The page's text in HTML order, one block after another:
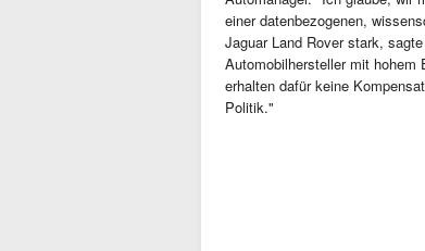
einer datenbezogenen,
Jaguar Land Rover stark,
Automobilhersteller mit
erhalten dafür keine
Politik."